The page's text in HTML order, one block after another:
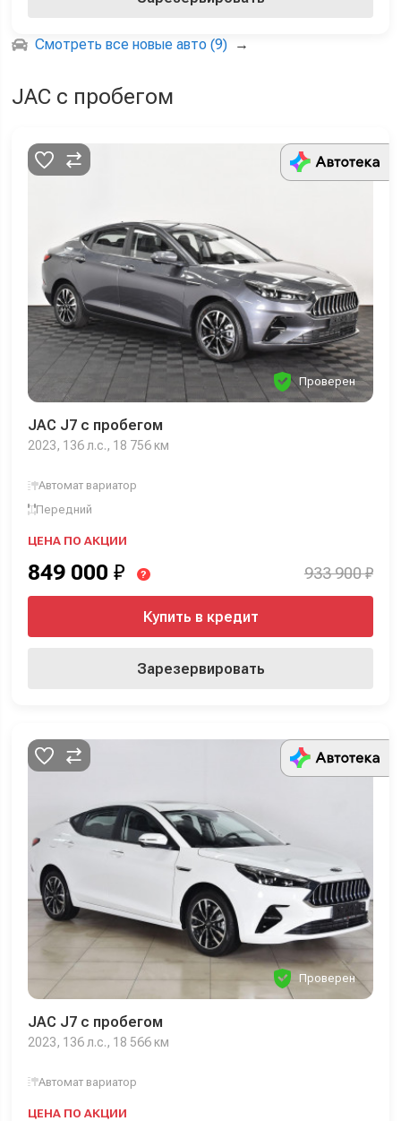
Смотреть все новые авто (9) →
JAC с пробегом
Проверен
JAC J7 с пробегом
2023, 136 л.с., 18 756 км
Автомат вариатор
Передний
ЦЕНА ПО АКЦИИ
849 000 ₽ ? 933 900 ₽
Купить в кредит
Зарезервировать
Проверен
JAC J7 с пробегом
2023, 136 л.с., 18 566 км
Автомат вариатор
ЦЕНА ПО АКЦИИ